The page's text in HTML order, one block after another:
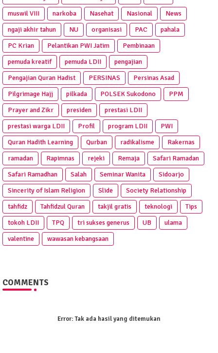
muswil VIII
narkoba Nasehat Nasional
News
ngaji akhir tahun
NU organisasi PAC
pahala
PC Krian
Pelantikan PWI Jatim
Pembinaan
pemuda kreatif
pemuda LDII
pengajian
Pengajian Quran Hadist
PERSINAS
Persinas Asad
Pilgrimage Hajj
pilkada POLSEK Sukodono
PPM
Prayer and Zikr
presiden
prestasi LDII
prestasi warga LDII
Profil program LDII
PWI
Quran Hadith Learning
Qurban radikalisme
Rakernas
ramadan
Rapimnas rejeki Remaja
Safari Ramadan
Safari Ramadhan
Salah Seminar Wanita
Sidoarjo
Sincerity of Islam Religion
Slide
Society Relationship
tahfidz
Tahfidzul Quran takjil gratis teknologi
Tips
tokoh LDII
TPQ tri sukses generus UB
ulama
valentine
wawasan kebangsaan
COMMENTS
Error:Tak ada hasil yang ditemukan